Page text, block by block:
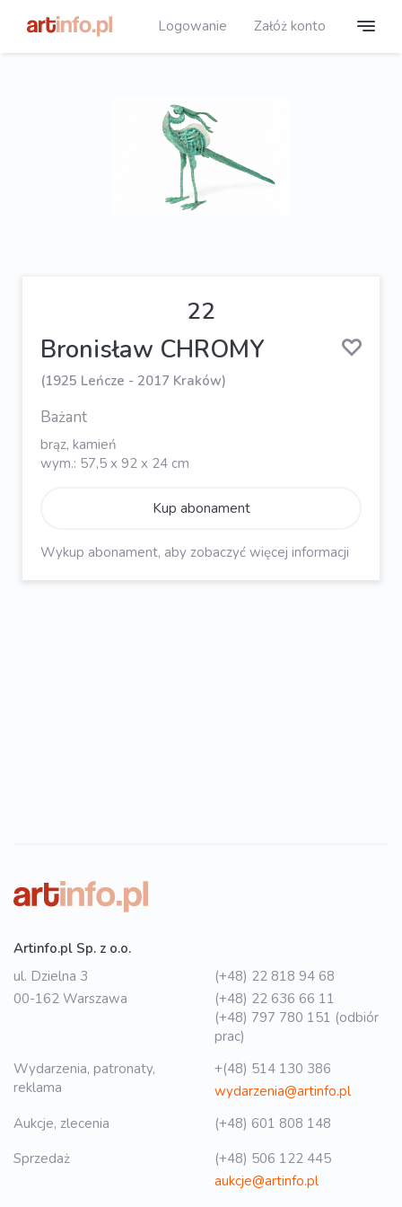
Logowanie Załóż konto
22
Bronisław CHROMY
(1925 Leńcze - 2017 Kraków)
Bażant
brąz, kamień
wym.: 57,5 x 92 x 24 cm
Kup abonament
Wykup abonament, aby zobaczyć więcej informacji
Artinfo.pl Sp. z o.o.
ul. Dzielna 3
00-162 Warszawa
(+48) 22 818 94 68
(+48) 22 636 66 11
(+48) 797 780 151 (odbiór
prac)
Wydarzenia, patronaty,
reklama
+(48) 514 130 386
wydarzenia@artinfo.pl
Aukcje, zlecenia
(+48) 601 808 148
Sprzedaż
(+48) 506 122 445
aukcje@artinfo.pl